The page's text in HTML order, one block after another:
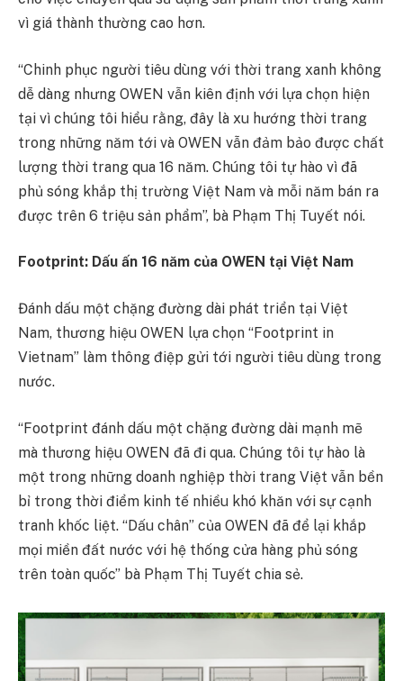
vì giá thành thường cao hơn.
“Chinh phục người tiêu dùng với thời trang xanh không
dễ dàng nhưng OWEN vẫn kiên định với lựa chọn hiện
tại vì chúng tôi hiểu rằng, đây là xu hướng thời trang
trong những năm tới và OWEN vẫn đảm bảo được chất
lượng thời trang qua 16 năm. Chúng tôi tự hào vì đã
phủ sóng khắp thị trường Việt Nam và mỗi năm bán ra
được trên 6 triệu sản phẩm”, bà Phạm Thị Tuyết nói.
Footprint: Dấu ấn 16 năm của OWEN tại Việt Nam
Đánh dấu một chặng đường dài phát triển tại Việt
Nam, thương hiệu OWEN lựa chọn “Footprint in
Vietnam” làm thông điệp gửi tới người tiêu dùng trong
nước.
“Footprint đánh dấu một chặng đường dài mạnh mẽ
mà thương hiệu OWEN đã đi qua. Chúng tôi tự hào là
một trong những doanh nghiệp thời trang Việt vẫn bền
bỉ trong thời điểm kinh tế nhiều khó khăn với sự cạnh
tranh khốc liệt. “Dấu chân” của OWEN đã để lại khắp
mọi miền đất nước với hệ thống cửa hàng phủ sóng
trên toàn quốc” bà Phạm Thị Tuyết chia sẻ.